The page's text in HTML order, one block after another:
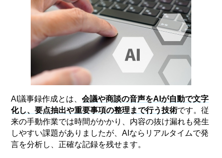
AI議事録作成とは、会議や商談の音声をAIが自動で文字
化し、要点抽出や重要事項の整理まで行う技術です。従
来の手動作業では時間がかかり、内容の抜け漏れも発生
しやすい課題がありましたが、AIならリアルタイムで発
言を分析し、正確な記録を残せます。